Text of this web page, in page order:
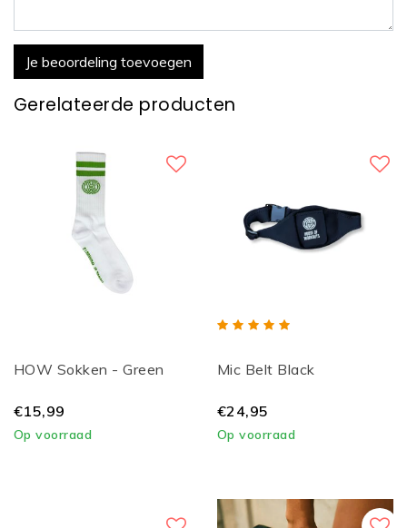
Je beoordeling toevoegen
Gerelateerde producten
HOW Sokken - Green
€15,99
Op voorraad
Mic Belt Black
€24,95
Op voorraad